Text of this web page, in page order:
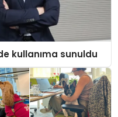
kullanıma sunuldu